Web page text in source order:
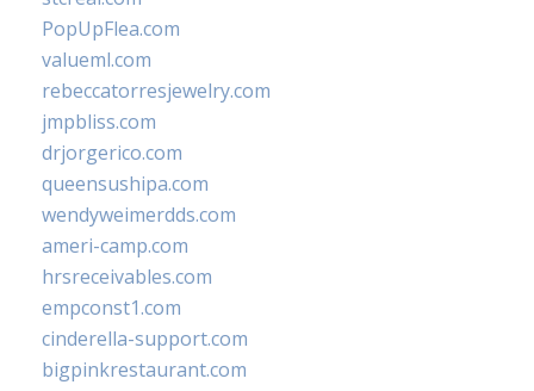
PopUpFlea.com
valueml.com
rebeccatorresjewelry.com
jmpbliss.com
drjorgerico.com
queensushipa.com
wendyweimerdds.com
ameri-camp.com
hrsreceivables.com
empconst1.com
cinderella-support.com
bigpinkrestaurant.com